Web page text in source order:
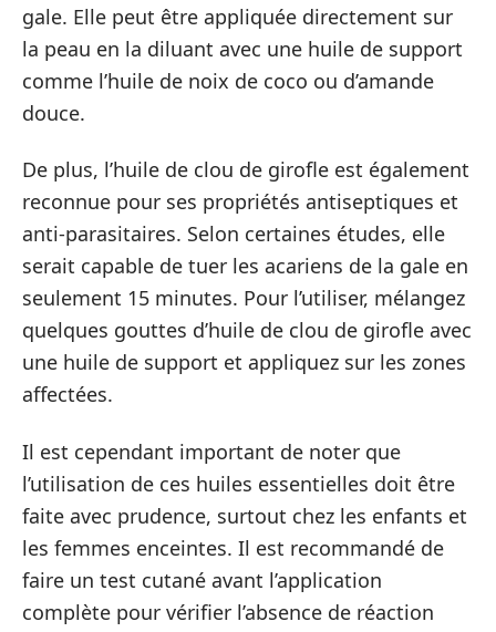
gale. Elle peut être appliquée directement sur
la peau en la diluant avec une huile de support
comme l’huile de noix de coco ou d’amande
douce.
De plus, l’huile de clou de girofle est également
reconnue pour ses propriétés antiseptiques et
anti-parasitaires. Selon certaines études, elle
serait capable de tuer les acariens de la gale en
seulement 15 minutes. Pour l’utiliser, mélangez
quelques gouttes d’huile de clou de girofle avec
une huile de support et appliquez sur les zones
affectées.
Il est cependant important de noter que
l’utilisation de ces huiles essentielles doit être
faite avec prudence, surtout chez les enfants et
les femmes enceintes. Il est recommandé de
faire un test cutané avant l’application
complète pour vérifier l’absence de réaction